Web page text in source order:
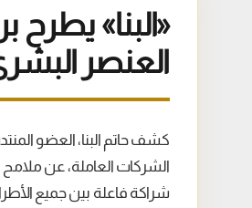
«البنا» يطرح
العنصر
كشف حاتم البنا، العضو
الشركات العاملة، عن
شراكة فاعلة بين جميع